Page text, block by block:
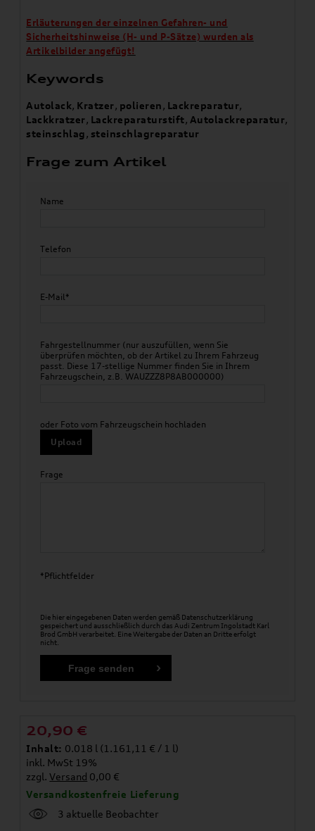
Erläuterungen der einzelnen Gefahren- und
Sicherheitshinweise (H- und P-Sätze) wurden als
Artikelbilder angefügt!
Keywords
Autolack, Kratzer, polieren, Lackreparatur,
Lackkratzer, Lackreparaturstift, Autolackreparatur,
steinschlag, steinschlagreparatur
Frage zum Artikel
Name
Telefon
E-Mail*
Fahrgestellnummer (nur auszufüllen, wenn Sie
überprüfen möchten, ob der Artikel zu Ihrem Fahrzeug
passt. Diese 17-stellige Nummer finden Sie in Ihrem
Fahrzeugschein, z.B. WAUZZZ8P8AB000000)
oder Foto vom Fahrzeugschein hochladen
Upload
Frage
*Pflichtfelder
Die hier eingegebenen Daten werden gemäß Datenschutzerklärung
gespeichert und ausschließlich durch das Audi Zentrum Ingolstadt Karl
Brod GmbH verarbeitet. Eine Weitergabe der Daten an Dritte erfolgt
nicht.
20,90 €
Inhalt: 0.018 l (1.161,11 € / 1 l)
inkl. MwSt 19%
zzgl.Versand 0,00 €
Versandkostenfreie Lieferung
3 aktuelle Beobachter